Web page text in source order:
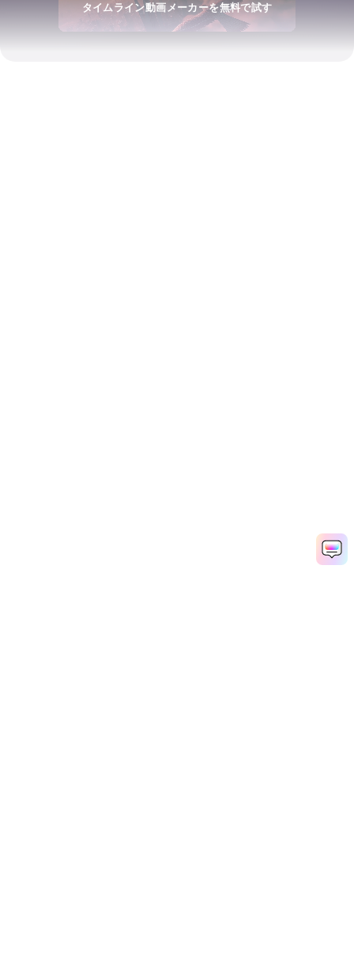
タイムライン動画メーカーを無料で試す